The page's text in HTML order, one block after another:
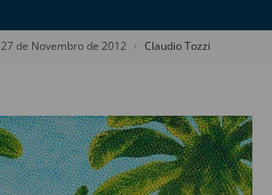
27 de Novembro de 2012 Claudio Tozzi